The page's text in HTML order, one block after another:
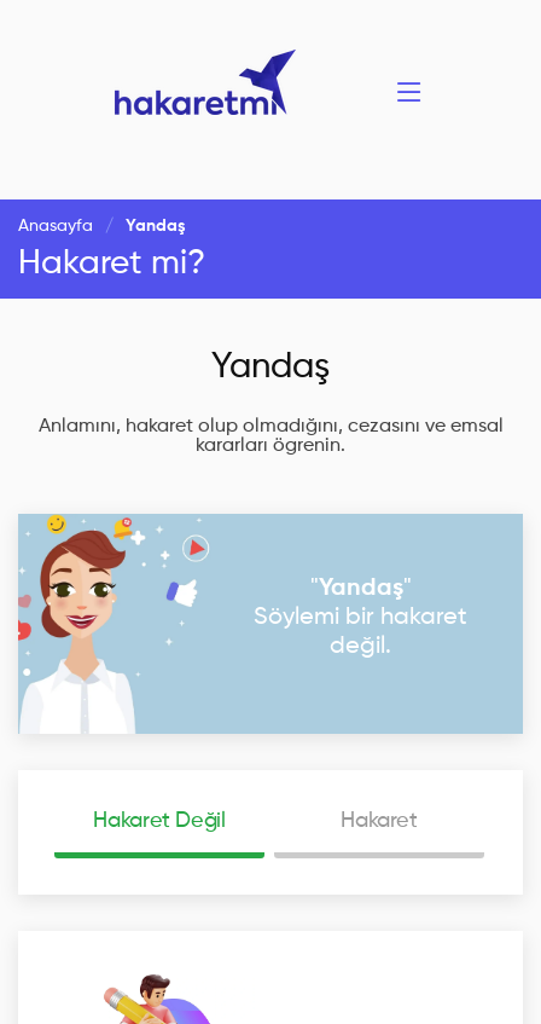
Anasayfa Yandaş
Hakaret mi?
Yandaş
Anlamını, hakaret olup olmadığını, cezasını ve emsal
kararları ögrenin.
"Yandaş"
Söylemi bir hakaret
değil.
Hakaret Değil Hakaret